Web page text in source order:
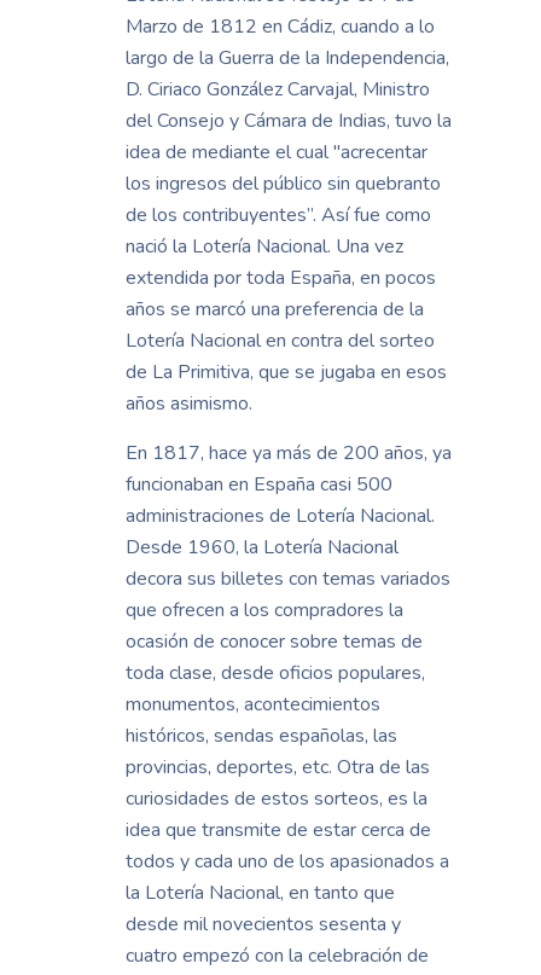
Marzo de 1812 en Cádiz, cuando a lo
largo de la Guerra de la Independencia,
D. Ciriaco González Carvajal, Ministro
del Consejo y Cámara de Indias, tuvo la
idea de mediante el cual "acrecentar
los ingresos del público sin quebranto
de los contribuyentes”. Así fue como
nació la Lotería Nacional. Una vez
extendida por toda España, en pocos
años se marcó una preferencia de la
Lotería Nacional en contra del sorteo
de La Primitiva, que se jugaba en esos
años asimismo.
En 1817, hace ya más de 200 años, ya
funcionaban en España casi 500
administraciones de Lotería Nacional.
Desde 1960, la Lotería Nacional
decora sus billetes con temas variados
que ofrecen a los compradores la
ocasión de conocer sobre temas de
toda clase, desde oficios populares,
monumentos, acontecimientos
históricos, sendas españolas, las
provincias, deportes, etc. Otra de las
curiosidades de estos sorteos, es la
idea que transmite de estar cerca de
todos y cada uno de los apasionados a
la Lotería Nacional, en tanto que
desde mil novecientos sesenta y
cuatro empezó con la celebración de